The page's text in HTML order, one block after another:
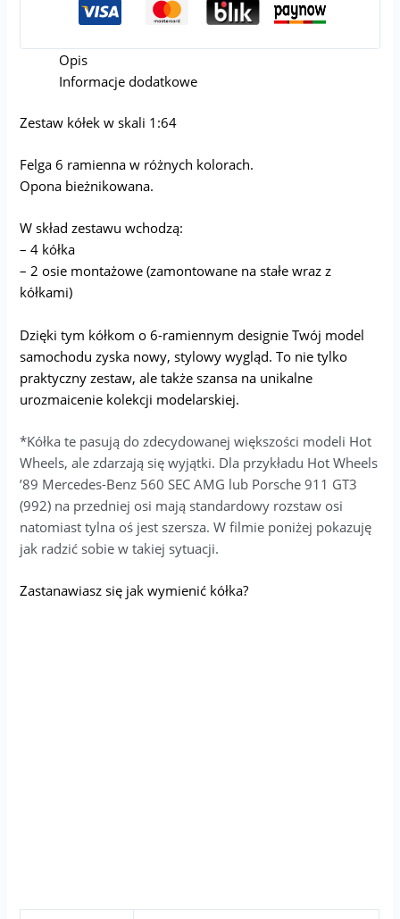
Opis
Informacje dodatkowe
Zestaw kółek w skali 1:64
Felga 6 ramienna w różnych kolorach.
Opona bieżnikowana.
W skład zestawu wchodzą:
– 4 kółka
– 2 osie montażowe (zamontowane na stałe wraz z
kółkami)
Dzięki tym kółkom o 6-ramiennym designie Twój model
samochodu zyska nowy, stylowy wygląd. To nie tylko
praktyczny zestaw, ale także szansa na unikalne
urozmaicenie kolekcji modelarskiej.
*Kółka te pasują do zdecydowanej większości modeli Hot
Wheels, ale zdarzają się wyjątki. Dla przykładu Hot Wheels
’89 Mercedes-Benz 560 SEC AMG lub Porsche 911 GT3
(992) na przedniej osi mają standardowy rozstaw osi
natomiast tylna oś jest szersza. W filmie poniżej pokazuję
jak radzić sobie w takiej sytuacji.
Zastanawiasz się jak wymienić kółka?